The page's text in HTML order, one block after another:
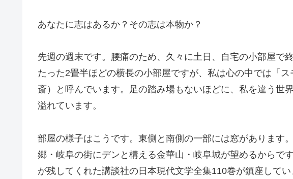
あなたに志はあるか？その志は本物か？
先週の週末です。腰痛のため、久々に土日、自宅の小部屋で
たった2畳半ほどの横長の小部屋ですが、私は心の中では「
斎）と呼んでいます。足の踏み場もないほどに、私を違う世
溢れています。
部屋の様子はこうです。東側と南側の一部には窓があります
郷・岐阜の街にデンと構える金華山・岐阜城が望めるからで
が残してくれた講談社の日本現代文学全集110巻が鎮座して